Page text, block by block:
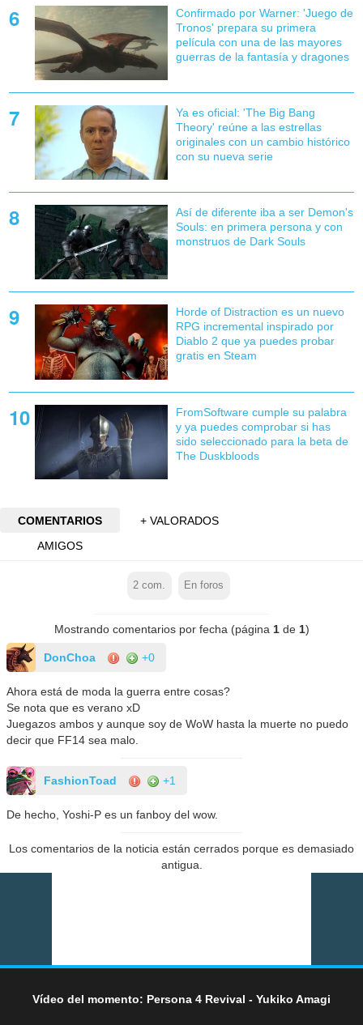
Confirmado por Warner: 'Juego de
Tronos' prepara su primera
película con una de las mayores
guerras de la fantasía y dragones
Ya es oficial: 'The Big Bang
Theory' reúne a las estrellas
originales con un cambio histórico
con su nueva serie
Así de diferente iba a ser Demon's
Souls: en primera persona y con
monstruos de Dark Souls
Horde of Distraction es un nuevo
RPG incremental inspirado por
Diablo 2 que ya puedes probar
gratis en Steam
FromSoftware cumple su palabra
y ya puedes comprobar si has
sido seleccionado para la beta de
The Duskbloods
COMENTARIOS
+ VALORADOS
AMIGOS
2 com. En foros
Mostrando comentarios por fecha (página 1de 1)
DonChoa +0
Ahora está de moda la guerra entre cosas?
Se nota que es verano xD
Juegazos ambos y aunque soy de WoW hasta la muerte no puedo
decir que FF14 sea malo.
FashionToad +1
De hecho, Yoshi-P es un fanboy del wow.
Los comentarios de la noticia están cerrados porque es demasiado
antigua.
Vídeo del momento: Persona 4 Revival - Yukiko Amagi